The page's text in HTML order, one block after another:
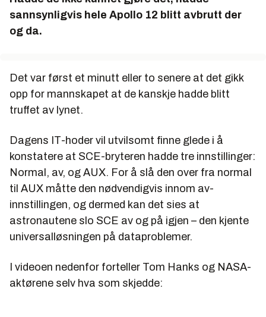
sannsynligvis hele Apollo 12 blitt avbrutt der
og da.
Det var først et minutt eller to senere at det gikk
opp for mannskapet at de kanskje hadde blitt
truffet av lynet.
Dagens IT-hoder vil utvilsomt finne glede i å
konstatere at SCE-bryteren hadde tre innstillinger:
Normal, av, og AUX. For å slå den over fra normal
til AUX måtte den nødvendigvis innom av-
innstillingen, og dermed kan det sies at
astronautene slo SCE av og på igjen – den kjente
universalløsningen på dataproblemer.
I videoen nedenfor forteller Tom Hanks og NASA-
aktørene selv hva som skjedde: